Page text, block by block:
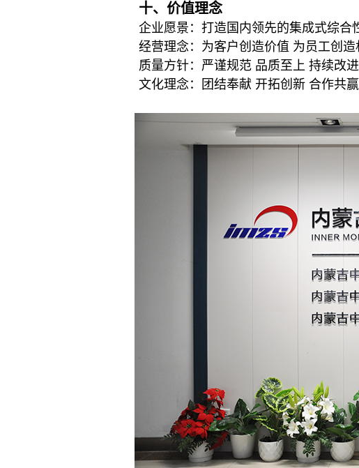
十、价值理念
企业愿景：打造国内领先的集成式综合
经营理念：为客户创造价值 为员工创
质量方针：严谨规范 品质至上 持续改
文化理念：团结奉献 开拓创新 合作共赢